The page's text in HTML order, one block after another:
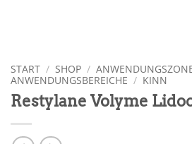
START / SHOP /
ANWENDUNGSBEREICHE / KINN
Restylane Volyme